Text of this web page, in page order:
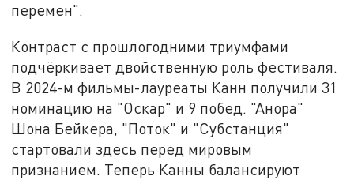
перемен".
Контраст с прошлогодними триумфами
подчёркивает двойственную роль фестиваля.
В 2024-м фильмы-лауреаты Канн получили 31
номинацию на "Оскар" и 9 побед. "Анора"
Шона Бейкера, "Поток" и "Субстанция"
стартовали здесь перед мировым
признанием. Теперь Канны балансируют